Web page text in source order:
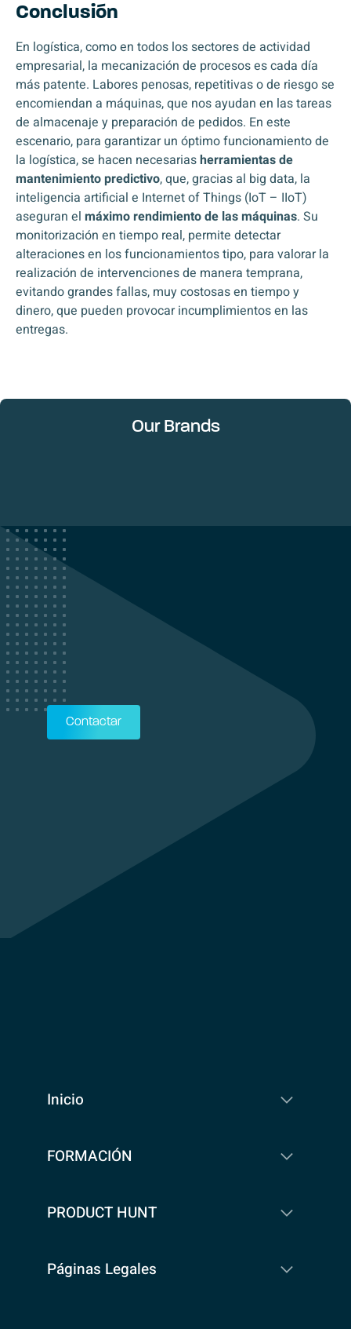
Conclusión
En logística, como en todos los sectores de actividad
empresarial, la mecanización de procesos es cada día
más patente. Labores penosas, repetitivas o de riesgo se
encomiendan a máquinas, que nos ayudan en las tareas
de almacenaje y preparación de pedidos. En este
escenario, para garantizar un óptimo funcionamiento de
la logística, se hacen necesariasherramientas de
mantenimiento predictivo, que, gracias al big data, la
inteligencia artificial e Internet of Things (IoT – IIoT)
aseguran el máximo rendimiento de las máquinas. Su
monitorización en tiempo real, permite detectar
alteraciones en los funcionamientos tipo, para valorar la
realización de intervenciones de manera temprana,
evitando grandes fallas, muy costosas en tiempo y
dinero, que pueden provocar incumplimientos en las
entregas.
Our Brands
Contactar
Inicio
FORMACIÓN
PRODUCT HUNT
Páginas Legales